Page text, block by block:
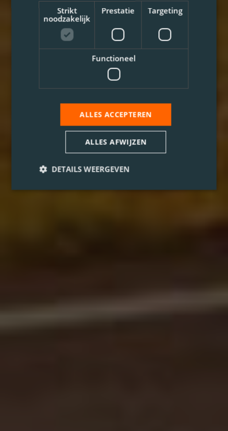
Strikt
noodzakelijk
Prestatie Targeting
Functioneel
ALLES ACCEPTEREN
ALLES AFWIJZEN
DETAILS WEERGEVEN